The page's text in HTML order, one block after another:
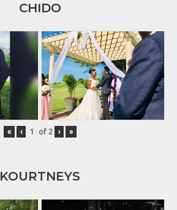
CHIDO
« ‹ of 2 › »
KOURTNEYS